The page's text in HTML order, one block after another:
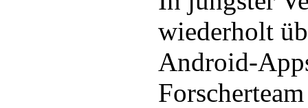
wiederholt
Android-